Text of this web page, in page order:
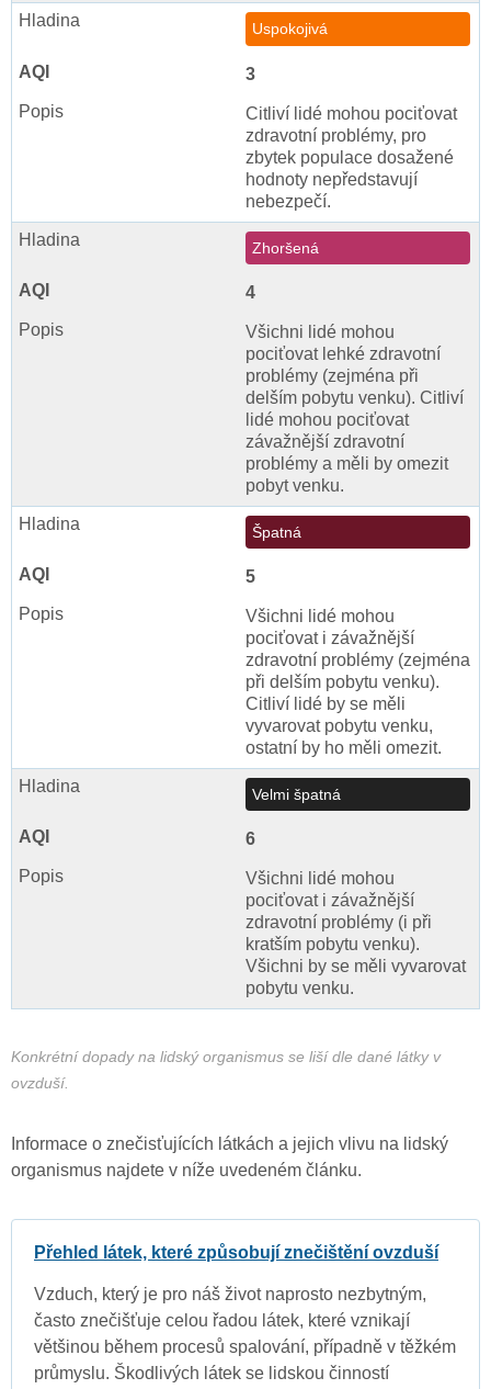
Uspokojivá
3
Citliví lidé mohou pociťovat
zdravotní problémy, pro
zbytek populace dosažené
hodnoty nepředstavují
nebezpečí.
Zhoršená
4
Všichni lidé mohou
pociťovat lehké zdravotní
problémy (zejména při
delším pobytu venku). Citliví
lidé mohou pociťovat
závažnější zdravotní
problémy a měli by omezit
pobyt venku.
Špatná
5
Všichni lidé mohou
pociťovat i závažnější
zdravotní problémy (zejména
při delším pobytu venku).
Citliví lidé by se měli
vyvarovat pobytu venku,
ostatní by ho měli omezit.
Velmi špatná
6
Všichni lidé mohou
pociťovat i závažnější
zdravotní problémy (i při
kratším pobytu venku).
Všichni by se měli vyvarovat
pobytu venku.
Konkrétní dopady na lidský organismus se liší dle dané látky v
ovzduší.
Informace o znečisťujících látkách a jejich vlivu na lidský
organismus najdete v níže uvedeném článku.
Přehled látek, které způsobují znečištění ovzduší
Vzduch, který je pro náš život naprosto nezbytným,
často znečišťuje celou řadou látek, které vznikají
většinou během procesů spalování, případně v těžkém
průmyslu. Škodlivých látek se lidskou činností